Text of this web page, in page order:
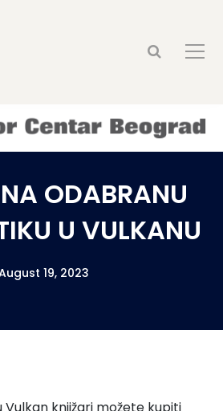
ODABRANU
U VULKANU
19, 2023